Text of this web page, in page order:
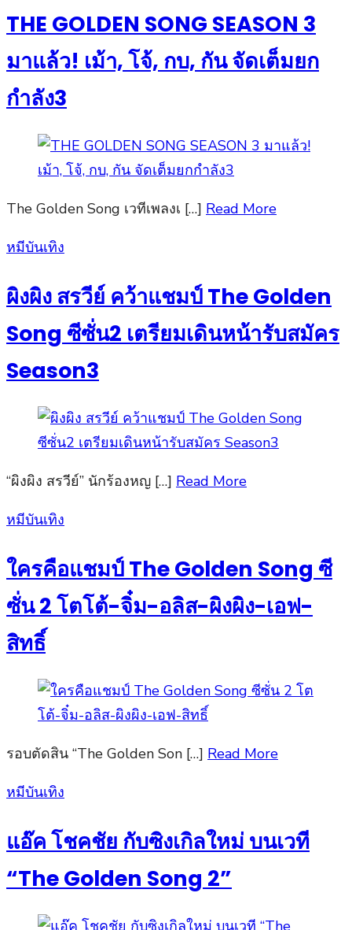
THE GOLDEN SONG SEASON 3
มาแล้ว! เม้า, โจ้, กบ, กัน จัดเต็มยก
กำลัง3
The Golden Song เวทีเพลงเ […] Read More
Posted
หมีบันเทิง
ผิงผิง สรวีย์ คว้าแชมป์ The Golden
Song ซีซั่น2 เตรียมเดินหน้ารับสมัคร
Season3
“ผิงผิง สรวีย์” นักร้องหญ […] Read More
Posted
หมีบันเทิง
ใครคือแชมป์ The Golden Song ซี
ซั่น 2 โตโต้-จิ๋ม-อลิส-ผิงผิง-เอฟ-
สิทธิ์
รอบตัดสิน “The Golden Son […] Read More
Posted
หมีบันเทิง
แอ๊ค โชคชัย กับซิงเกิลใหม่ บนเวที
“The Golden Song 2”